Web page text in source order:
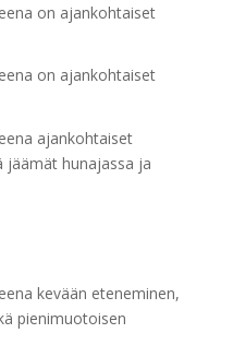
on ajankohtaiset
on ajankohtaiset
ajankohtaiset
jäämät hunajassa ja
kevään eteneminen,
pienimuotoisen